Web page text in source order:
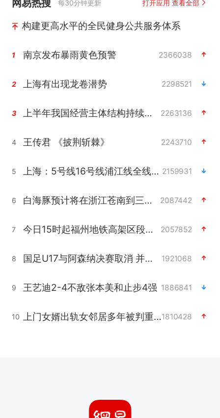
网易热搜 每30分钟更新 打开应用 查看全部
构建更高水平的全民健身公共服务体系
1 南京发布暴雨黄色预警 2366038
2 上海有出现龙卷潜势 2298521
3 上半年我国经营主体结构持续优化 2263136
4 王传君 《披荆斩棘》 2243710
5 上海：5号线16号线浦江线全线停运 2159931
6 白海豚预计将在浙江苍南到三门一带登陆 2087442
7 今日15时起福州地铁高架区段停运 2057852
8 国足U17与阿森纳决赛取消 并列冠军 1921068
9 王艺迪2-4不敌张本美和止步4强 1886841
10 上门女婿出轨女邻居多年被判重婚罪1810428